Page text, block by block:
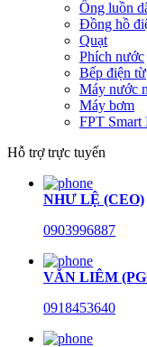
Ống luồn
Đồng hồ
Quạt
Phích nước
Bếp điện từ
Máy nước
Máy bơm
FPT Smart
Hỗ trợ trực tuyến
NHƯ LỆ (CEO)
0903996887
VĂN LIÊM
0918453640